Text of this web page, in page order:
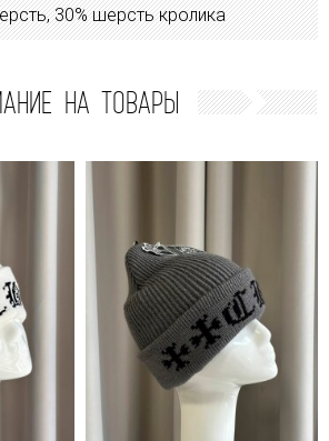
30% шерсть кролика
НА ТОВАРЫ